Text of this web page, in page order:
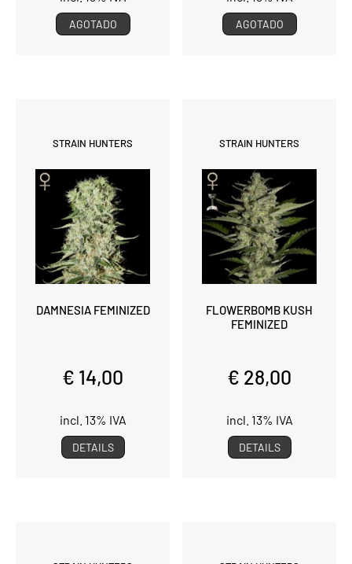
AGOTADO AGOTADO
STRAIN HUNTERS
DAMNESIA FEMINIZED
€ 14,00
incl. 13% IVA
DETAILS
STRAIN HUNTERS
FLOWERBOMB KUSH
FEMINIZED
€ 28,00
incl. 13% IVA
DETAILS